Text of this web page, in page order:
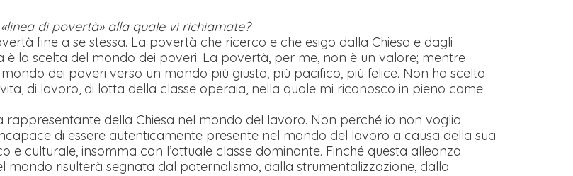
di povertà» alla quale vi richiamate?
fine a se stessa. La povertà che ricerco e che esigo dalla Chiesa e dagli
la scelta del mondo dei poveri. La povertà, per me, non è un valore; mentre
dei poveri verso un mondo più giusto, più pacifico, più felice. Non ho scelto
di lavoro, di lotta della classe operaia, nella quale mi riconosco in pieno come
rappresentante della Chiesa nel mondo del lavoro. Non perché io non voglio
di essere autenticamente presente nel mondo del lavoro a causa della sua
culturale, insomma con l’attuale classe dominante. Finché questa alleanza
mondo risulterà segnata dal paternalismo, dalla strumentalizzazione, dalla